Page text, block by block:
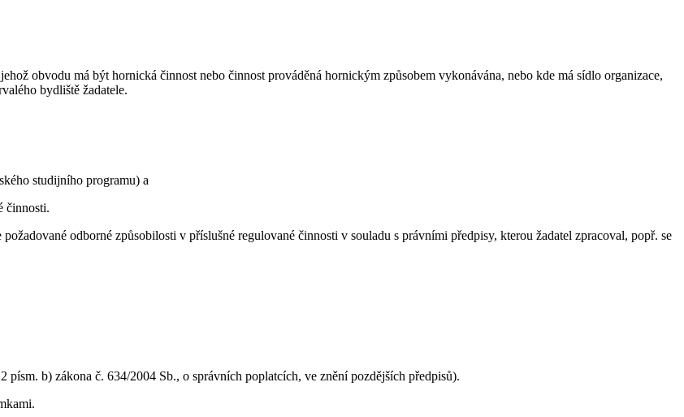
obvodu má být hornická činnost nebo činnost prováděná hornickým způsobem vykonávána, nebo kde má sídlo organizace,
bydliště žadatele.
studijního programu) a
činnosti.
odborné způsobilosti v příslušné regulované činnosti v souladu s právními předpisy, kterou žadatel zpracoval, popř. se
b) zákona č. 634/2004 Sb., o správních poplatcích, ve znění pozdějších předpisů).